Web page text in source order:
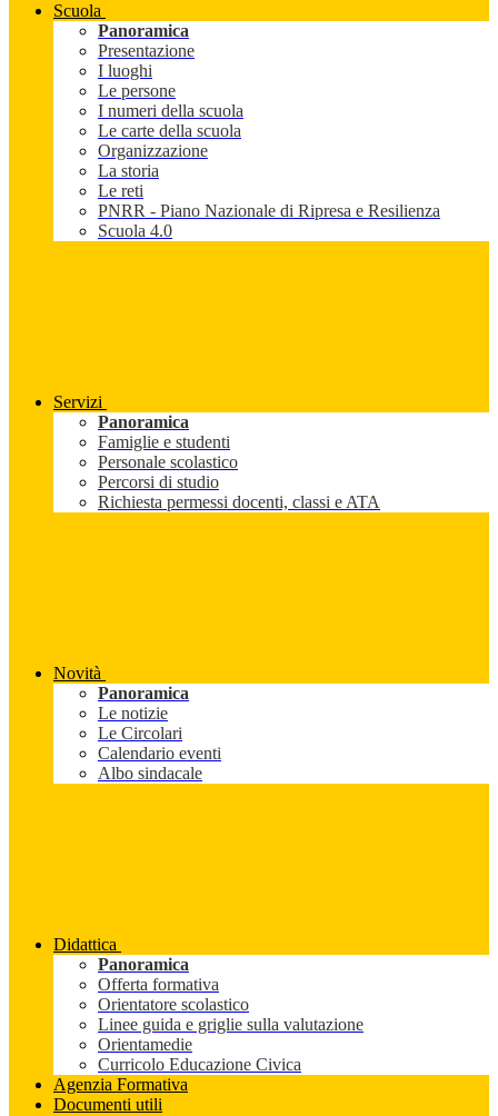
Scuola
Panoramica
Presentazione
I luoghi
Le persone
I numeri della scuola
Le carte della scuola
Organizzazione
La storia
Le reti
PNRR - Piano Nazionale di Ripresa e Resilienza
Scuola 4.0
Servizi
Panoramica
Famiglie e studenti
Personale scolastico
Percorsi di studio
Richiesta permessi docenti, classi e ATA
Novità
Panoramica
Le notizie
Le Circolari
Calendario eventi
Albo sindacale
Didattica
Panoramica
Offerta formativa
Orientatore scolastico
Linee guida e griglie sulla valutazione
Orientamedie
Curricolo Educazione Civica
Agenzia Formativa
Documenti utili